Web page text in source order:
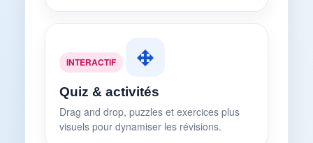
INTERACTIF
Quiz & activités
Drag and drop, puzzles et exercices plus
visuels pour dynamiser les révisions.